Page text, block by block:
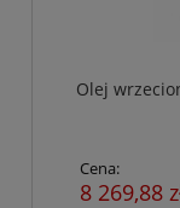
Olej
Cena:
8 269,88